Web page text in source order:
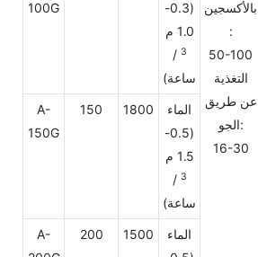
100G
(0.3-
1.0 م
3
/
ساعة)
بالأكسجين
:
50-100
التغذية
عن طريق
الجو:
16-30
A-
150G
150 1800
الماء
(0.5-
1.5 م
3
/
ساعة)
A-
200 1500
الماء